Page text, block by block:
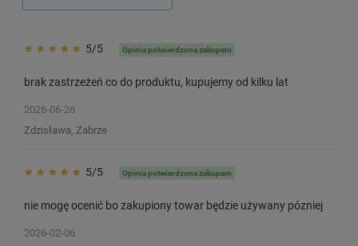
5/5 Opinia potwierdzona zakupem
brak zastrzeżeń co do produktu, kupujemy od kilku lat
2026-06-26
Zdzisława, Zabrze
5/5 Opinia potwierdzona zakupem
nie mogę ocenić bo zakupiony towar będzie używany pózniej
2026-02-06